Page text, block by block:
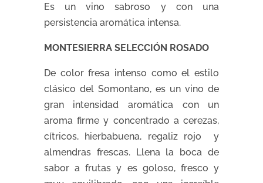
Es un vino sabroso y con una
persistencia aromática intensa.
MONTESIERRA SELECCIÓN ROSADO
De color fresa intenso como el estilo
clásico del Somontano, es un vino de
gran intensidad aromática con un
aroma firme y concentrado a cerezas,
cítricos, hierbabuena, regaliz rojo y
almendras frescas. Llena la boca de
sabor a frutas y es goloso, fresco y